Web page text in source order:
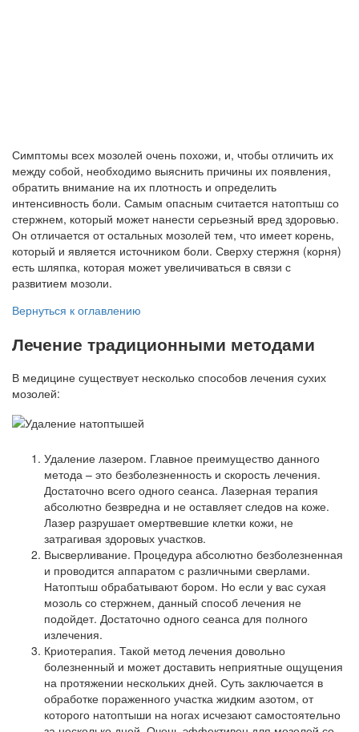
Симптомы всех мозолей очень похожи, и, чтобы отличить их
между собой, необходимо выяснить причины их появления,
обратить внимание на их плотность и определить
интенсивность боли. Самым опасным считается натоптыш со
стержнем, который может нанести серьезный вред здоровью.
Он отличается от остальных мозолей тем, что имеет корень,
который и является источником боли. Сверху стержня (корня)
есть шляпка, которая может увеличиваться в связи с
развитием мозоли.
Вернуться к оглавлению
Лечение традиционными методами
В медицине существует несколько способов лечения сухих
мозолей:
Удаление лазером. Главное преимущество данного
метода – это безболезненность и скорость лечения.
Достаточно всего одного сеанса. Лазерная терапия
абсолютно безвредна и не оставляет следов на коже.
Лазер разрушает омертвевшие клетки кожи, не
затрагивая здоровых участков.
Высверливание. Процедура абсолютно безболезненная
и проводится аппаратом с различными сверлами.
Натоптыш обрабатывают бором. Но если у вас сухая
мозоль со стержнем, данный способ лечения не
подойдет. Достаточно одного сеанса для полного
излечения.
Криотерапия. Такой метод лечения довольно
болезненный и может доставить неприятные ощущения
на протяжении нескольких дней. Суть заключается в
обработке пораженного участка жидким азотом, от
которого натоптыши на ногах исчезают самостоятельно